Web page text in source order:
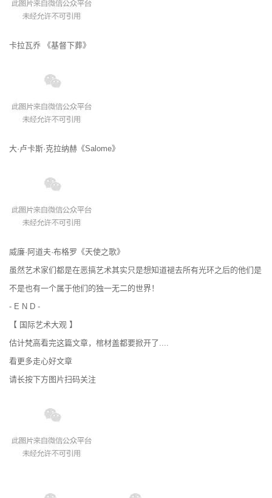
卡拉瓦乔 《基督下葬》
大·卢卡斯·克拉纳赫《Salome》
威廉·阿道夫·布格罗《天使之歌》
虽然艺术家们都是在恶搞艺术其实只是想知道褪去所有光环之后的他们是
不是也有一个属于他们的独一无二的世界！
- E N D -
【 国际艺术大观 】
估计梵高看完这篇文章，棺材盖都要掀开了....
看更多走心好文章
请长按下方图片扫码关注